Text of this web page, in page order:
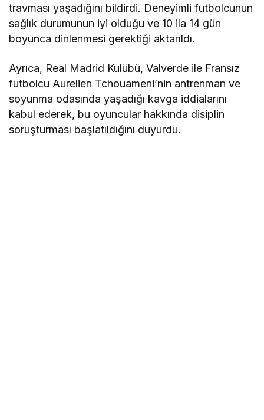
travması yaşadığını bildirdi. Deneyimli futbolcunun
sağlık durumunun iyi olduğu ve 10 ila 14 gün
boyunca dinlenmesi gerektiği aktarıldı.
Ayrıca, Real Madrid Kulübü, Valverde ile Fransız
futbolcu Aurelien Tchouameni’nin antrenman ve
soyunma odasında yaşadığı kavga iddialarını
kabul ederek, bu oyuncular hakkında disiplin
soruşturması başlatıldığını duyurdu.